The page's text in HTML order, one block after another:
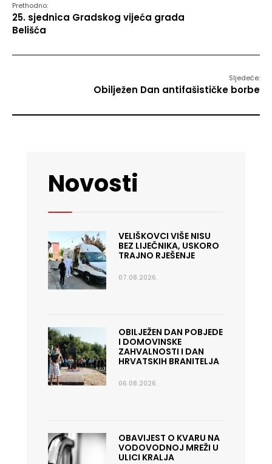
Prethodno:
25. sjednica Gradskog vijeća grada
Belišća
Sljedeće:
Obilježen Dan antifašističke borbe
Novosti
VELIŠKOVCI VIŠE NISU
BEZ LIJEČNIKA, USKORO
TRAJNO RJEŠENJE
07.08.2026.
OBILJEŽEN DAN POBJEDE
I DOMOVINSKE
ZAHVALNOSTI I DAN
HRVATSKIH BRANITELJA
06.08.2026.
OBAVIJEST O KVARU NA
VODOVODNOJ MREŽI U
ULICI KRALJA